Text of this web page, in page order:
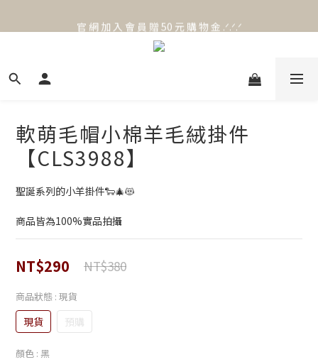
⟡.·*. 滿 NT.1000 免 運 費 ꔛ♡
軟萌毛帽小棉羊毛絨掛件
【CLS3988】
聖誕系列的小羊掛件🐑🎄😻
商品皆為100%實品拍攝
NT$290 NT$380
商品狀態 : 現貨
現貨 預購
顏色 : 黑